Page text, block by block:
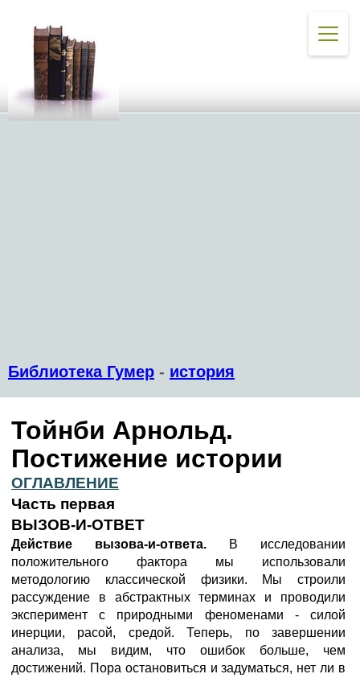
Библиотека Гумер - история
Тойнби Арнольд.
Постижение истории
ОГЛАВЛЕНИЕ
Часть первая
ВЫЗОВ-И-ОТВЕТ
Действие вызова-и-ответа. В исследовании
положительного фактора мы использовали
методологию классической физики. Мы строили
рассуждение в абстрактных терминах и проводили
эксперимент с природными феноменами - силой
инерции, расой, средой. Теперь, по завершении
анализа, мы видим, что ошибок больше, чем
достижений. Пора остановиться и задуматься, нет ли в